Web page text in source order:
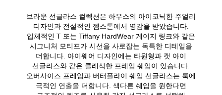
브라운 선글라스 컬렉션은 하우스의 아이코닉한 주얼리
디자인과 전설적인 젬스톤에서 영감을 받았습니다.
입체적인 T 또는 Tiffany HardWear 게이지 링크와 같은
시그니처 모티프가 시선을 사로잡는 독특한 디테일을
더합니다. 아이웨어 디자인에는 타원형과 캣 아이
선글라스와 같은 클래식한 프레임 쉐입이 있습니다.
오버사이즈 프레임과 버터플라이 쉐입 선글라스는 룩에
극적인 연출을 더합니다. 색다른 쉐입을 원한다면